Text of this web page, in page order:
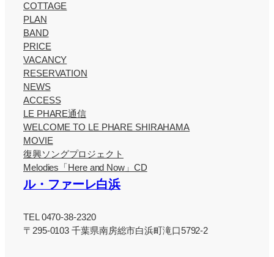
COTTAGE
PLAN
BAND
PRICE
VACANCY
RESERVATION
NEWS
ACCESS
LE PHARE通信
WELCOME TO LE PHARE SHIRAHAMA
MOVIE
復興ソングプロジェクト
Melodies「Here and Now」CD
ル・ファーレ白浜
TEL 0470-38-2320
〒295-0103 千葉県南房総市白浜町滝口5792-2